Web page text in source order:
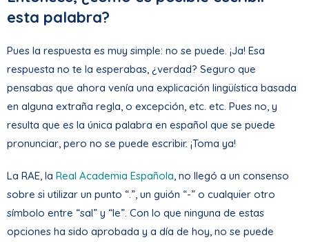
esta palabra?
Pues la respuesta es muy simple: no se puede. ¡Ja! Esa
respuesta no te la esperabas, ¿verdad? Seguro que
pensabas que ahora venía una explicación lingüística basada
en alguna extraña regla, o excepción, etc. etc. Pues no, y
resulta que es la única palabra en español que se puede
pronunciar, pero no se puede escribir. ¡Toma ya!
La RAE, la Real Academia Española, no llegó a un consenso
sobre si utilizar un punto “.”, un guión “-” o cualquier otro
símbolo entre “sal” y “le”. Con lo que ninguna de estas
opciones ha sido aprobada y a día de hoy, no se puede